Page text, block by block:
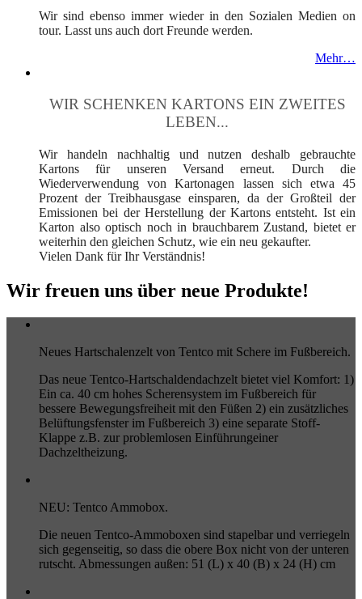
Wir sind ebenso immer wieder in den Sozialen Medien on
tour. Lasst uns auch dort Freunde werden.
Mehr…
WIR SCHENKEN KARTONS EIN ZWEITES
LEBEN...
Wir handeln nachhaltig und nutzen deshalb gebrauchte
Kartons für unseren Versand erneut. Durch die
Wiederverwendung von Kartonagen lassen sich etwa 45
Prozent der Treibhausgase einsparen, da der Großteil der
Emissionen bei der Herstellung der Kartons entsteht. Ist ein
Karton also optisch noch in brauchbarem Zustand, bietet er
weiterhin den gleichen Schutz, wie ein neu gekaufter.
Vielen Dank für Ihr Verständnis!
Wir freuen uns über neue Produkte!
Neues Hartschalenzelt von Tentco mit Schere im Fußbereich.
Das neue Tentco-Hartschaldendachzelt bietet viel Komfort: 1)
Ein ca. 40 cm hohes Scherensystem im Fußbereich für
bessere Bewegungsfreiheit mit den Füßen 2) ein zusätzliches
Belüftungsfenster im Fußbereich 3) eine separate Stoff-
Klappe z.B. zur problemlosen Einführungeiner
Dachzeltheizung.
NEU: Tentco Ammobox.
Die neuen Tentco-Ammoboxen sind stapelbar und verriegeln
sich gegenseitig, so dass die obere Box nicht von der unteren
rutscht. Abmessungen außen: 51 (L) x 40 (B) x 24 (H) cm